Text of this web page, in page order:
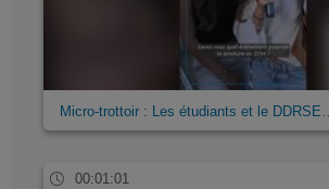
Micro-trottoir : Les étudiants et le DDRSE…
00:01:01